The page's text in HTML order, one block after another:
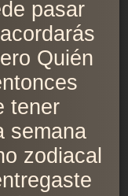
pasar
Quién
tener
semana
zodiacal